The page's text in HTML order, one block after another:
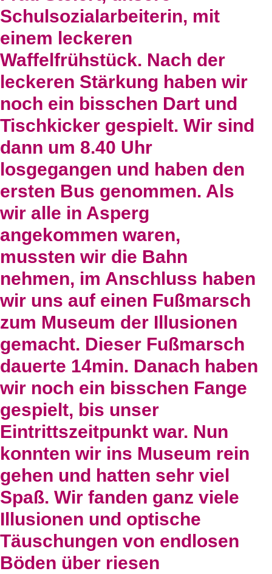
Schulsozialarbeiterin, mit
einem leckeren
Waffelfrühstück. Nach der
leckeren Stärkung haben wir
noch ein bisschen Dart und
Tischkicker gespielt. Wir sind
dann um 8.40 Uhr
losgegangen und haben den
ersten Bus genommen. Als
wir alle in Asperg
angekommen waren,
mussten wir die Bahn
nehmen, im Anschluss haben
wir uns auf einen Fußmarsch
zum Museum der Illusionen
gemacht. Dieser Fußmarsch
dauerte 14min. Danach haben
wir noch ein bisschen Fange
gespielt, bis unser
Eintrittszeitpunkt war. Nun
konnten wir ins Museum rein
gehen und hatten sehr viel
Spaß. Wir fanden ganz viele
Illusionen und optische
Täuschungen von endlosen
Böden über riesen